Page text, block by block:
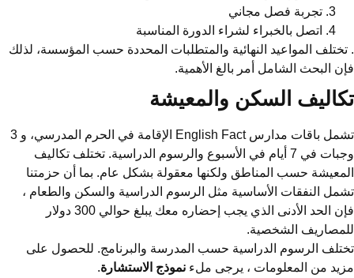
تجربة فصل مجاني
اتصل بالخبراء لشراء الدورة المناسبة
. تختلف المواعيد النهائية والمتطلبات المحددة حسب المؤسسة، لذلك
فإن البحث الشامل أمر بالغ الأهمية.
تكاليف السكن والمعيشة
تشمل باقات مدارس English Fact الإقامة في الحرم المدرسي، و 3
وجبات في 7 أيام في الأسبوع والرسوم الدراسية. تختلف تكاليف
المعيشة حسب المناطق ولكنها معقولة بشكل عام. بما أن حزمتنا
تشمل النفقات الأساسية مثل الرسوم الدراسية والسكن والطعام ،
فإن الحد الأدنى الذي يجب إحضاره معك يبلغ حوالي 300 دولار
للمصاريف الشخصية.
تختلف الرسوم الدراسية حسب المدرسة والبرنامج. للحصول على
مزيد من المعلومات ، يرجى ملء نموذج الاستشارة.